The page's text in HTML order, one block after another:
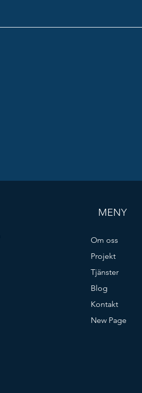
MENY
Om oss
Projekt
Tjänster
Blog
Kontakt
New Page